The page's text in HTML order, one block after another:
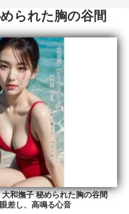
られた胸の谷間
和撫子 秘められた胸の谷間
差し、高鳴る心音